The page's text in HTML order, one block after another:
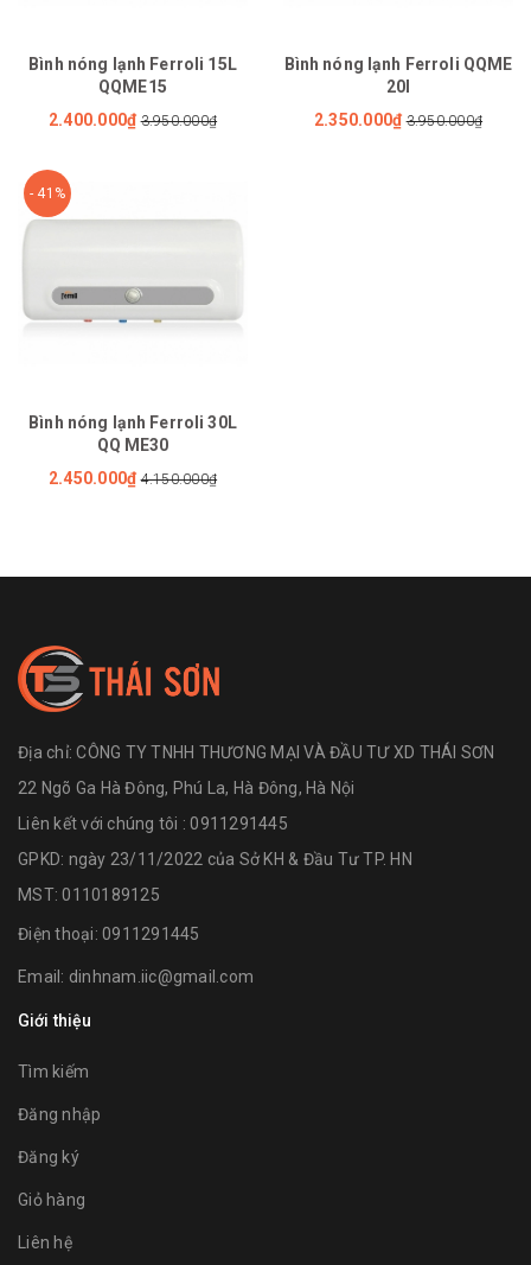
Bình nóng lạnh Ferroli 15L
QQME15
2.400.000₫ 3.950.000₫
Bình nóng lạnh Ferroli QQME
20l
2.350.000₫ 3.950.000₫
- 41%
Bình nóng lạnh Ferroli 30L
QQ ME30
2.450.000₫ 4.150.000₫
Địa chỉ:CÔNG TY TNHH THƯƠNG MẠI VÀ ĐẦU TƯ XD THÁI SƠN
22 Ngõ Ga Hà Đông, Phú La, Hà Đông, Hà Nội
Liên kết với chúng tôi : 0911291445
GPKD: ngày 23/11/2022 của Sở KH & Đầu Tư TP. HN
MST: 0110189125
Điện thoại: 0911291445
Email: dinhnam.iic@gmail.com
Giới thiệu
Tìm kiếm
Đăng nhập
Đăng ký
Giỏ hàng
Liên hệ